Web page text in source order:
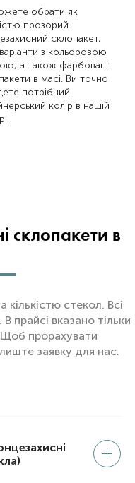
обрати як
прозорий
склопакет,
варіанти з кольоровою
а також фарбовані
в масі. Ви точно
потрібний
колір в нашій
склопакети в
кількістю стекол. Всі
прайсі вказано тільки
Щоб прорахувати
заявку для нас.